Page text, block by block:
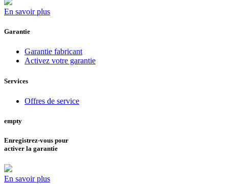
En savoir plus
Garantie
Garantie fabricant
Activez votre garantie
Services
Offres de service
empty
Enregistrez-vous pour
activer la garantie
En savoir plus